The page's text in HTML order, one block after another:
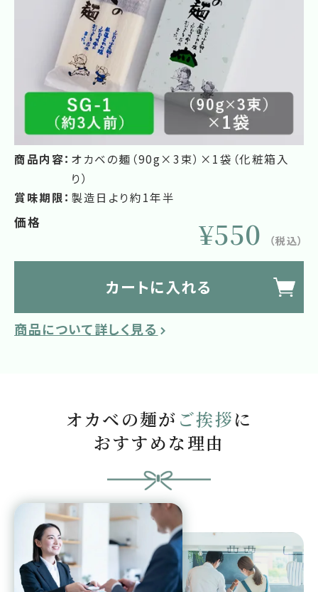
商品内容： オカベの麺（90g×3束）×1袋（化粧箱入
り）
賞味期限： 製造日より約1年半
価格 ¥550 （税込）
カートに入れる
商品について詳しく見る
オカベの麺が ご挨拶に
おすすめな理由